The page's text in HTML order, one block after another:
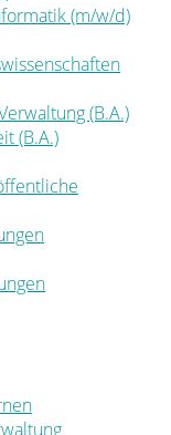
(m/w/d)
(B.A.)
(B.A.)